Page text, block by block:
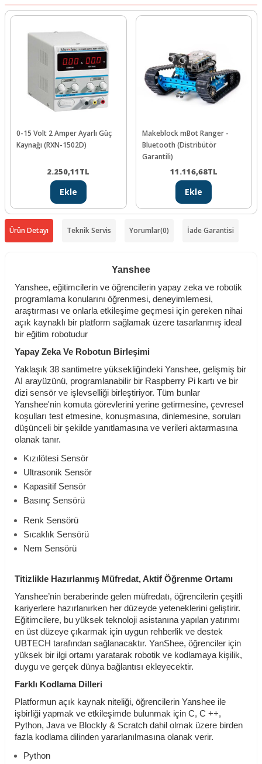
0-15 Volt 2 Amper Ayarlı Güç
Kaynağı (RXN-1502D)
2.250,11TL
Ekle
Makeblock mBot Ranger -
Bluetooth (Distribütör
Garantili)
11.116,68TL
Ekle
Ürün Detayı Teknik Servis Yorumlar(0) İade Garantisi
Yanshee
Yanshee, eğitimcilerin ve öğrencilerin yapay zeka ve robotik
programlama konularını öğrenmesi, deneyimlemesi,
araştırması ve onlarla etkileşime geçmesi için gereken nihai
açık kaynaklı bir platform sağlamak üzere tasarlanmış ideal
bir eğitim robotudur
Yapay Zeka Ve Robotun Birleşimi
Yaklaşık 38 santimetre yüksekliğindeki Yanshee, gelişmiş bir
AI arayüzünü, programlanabilir bir Raspberry Pi kartı ve bir
dizi sensör ve işlevselliği birleştiriyor. Tüm bunlar
Yanshee'nin komuta görevlerini yerine getirmesine, çevresel
koşulları test etmesine, konuşmasına, dinlemesine, soruları
düşünceli bir şekilde yanıtlamasına ve verileri aktarmasına
olanak tanır.
Kızılötesi Sensör
Ultrasonik Sensör
Kapasitif Sensör
Basınç Sensörü
Renk Sensörü
Sıcaklık Sensörü
Nem Sensörü
Titizlikle Hazırlanmış Müfredat, Aktif Öğrenme Ortamı
Yanshee’nin beraberinde gelen müfredatı, öğrencilerin çeşitli
kariyerlere hazırlanırken her düzeyde yeteneklerini geliştirir.
Eğitimcilere, bu yüksek teknoloji asistanına yapılan yatırımı
en üst düzeye çıkarmak için uygun rehberlik ve destek
UBTECH tarafından sağlanacaktır. YanShee, öğrenciler için
yüksek bir ilgi ortamı yaratarak robotik ve kodlamaya kişilik,
duygu ve gerçek dünya bağlantısı ekleyecektir.
Farklı Kodlama Dilleri
Platformun açık kaynak niteliği, öğrencilerin Yanshee ile
işbirliği yapmak ve etkileşimde bulunmak için C, C ++,
Python, Java ve Blockly & Scratch dahil olmak üzere birden
fazla kodlama dilinden yararlanılmasına olanak verir.
Python